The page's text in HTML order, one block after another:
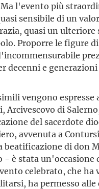
l'evento più
sensibile di un
quasi un ulteriore
Proporre le figure
decenni e
vengono espresse
Arcivescovo di
del sacerdote
avvenuta a
beatificazione di don
- è stata un'occasione
celebrato, che ha
ha permesso